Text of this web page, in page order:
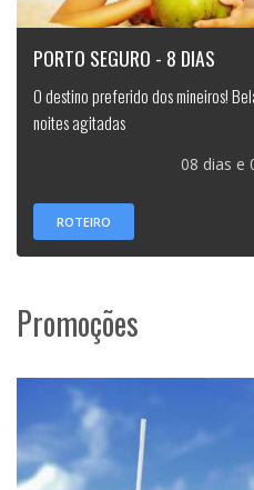
PORTO SEGURO - 8 DIAS
O destino preferido dos mineiros!
noites agitadas
08 dias e
ROTEIRO
Promoções